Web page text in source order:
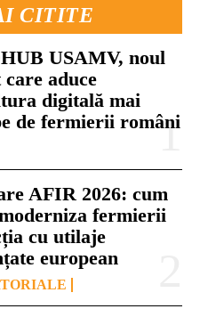
CITITE
USAMV, noul
aduce
digitală mai
de fermierii români
AFIR 2026: cum
fermierii
cu utilaje
european